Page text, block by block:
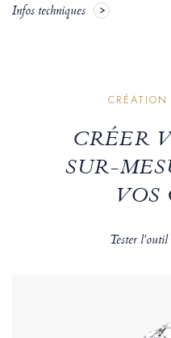
Infos techniques
CRÉER
SUR-
VOS
Tester l'outil